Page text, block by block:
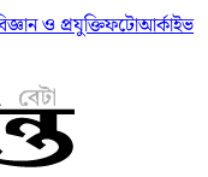
ও প্রযুক্তিফটোআর্কাইভ